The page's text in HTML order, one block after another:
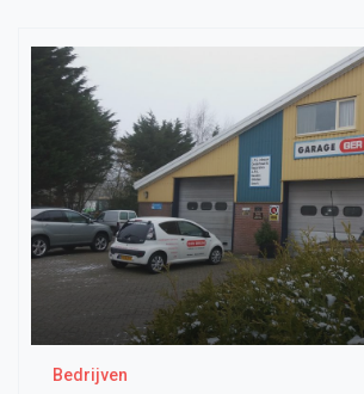
Bedrijven